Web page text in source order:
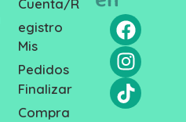
egistro
Mis
Pedidos
Finalizar
Compra